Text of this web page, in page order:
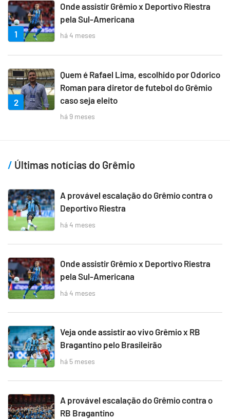
1
Onde assistir Grêmio x Deportivo Riestra
pela Sul-Americana
há 4 meses
2
Quem é Rafael Lima, escolhido por Odorico
Roman para diretor de futebol do Grêmio
caso seja eleito
há 9 meses
Últimas notícias do Grêmio
A provável escalação do Grêmio contra o
Deportivo Riestra
há 4 meses
Onde assistir Grêmio x Deportivo Riestra
pela Sul-Americana
há 4 meses
Veja onde assistir ao vivo Grêmio x RB
Bragantino pelo Brasileirão
há 5 meses
A provável escalação do Grêmio contra o
RB Bragantino